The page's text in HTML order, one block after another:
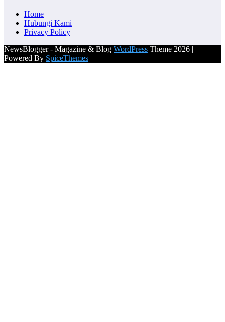
Home
Hubungi Kami
Privacy Policy
NewsBlogger - Magazine & Blog WordPress Theme 2026 |
Powered By SpiceThemes